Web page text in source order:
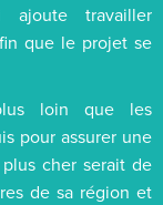
ajoute travailler
que le projet se
loin que les
pour assurer une
cher serait de
de sa région et